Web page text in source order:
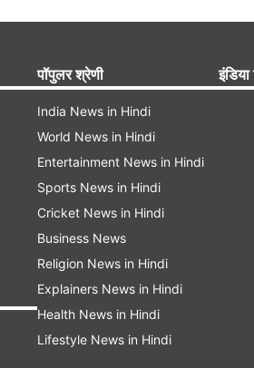
पॉपुलर श्रेणी
India News in Hindi
World News in Hindi
Entertainment News in Hindi
Sports News in Hindi
Cricket News in Hindi
Business News
Religion News in Hindi
Explainers News in Hindi
Health News in Hindi
Lifestyle News in Hindi